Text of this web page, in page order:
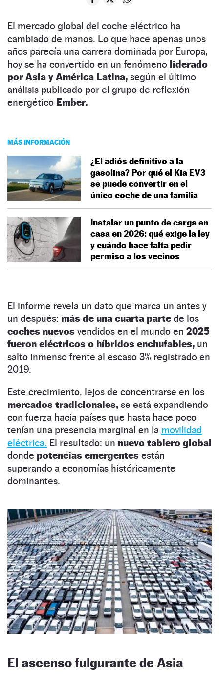
El mercado global del coche eléctrico ha
cambiado de manos. Lo que hace apenas unos
años parecía una carrera dominada por Europa,
hoy se ha convertido en un fenómeno liderado
por Asia y América Latina, según el último
análisis publicado por el grupo de reflexión
energético Ember.
MÁS INFORMACIÓN
¿El adiós definitivo a la
gasolina? Por qué el Kia EV3
se puede convertir en el
único coche de una familia
Instalar un punto de carga en
casa en 2026: qué exige la ley
y cuándo hace falta pedir
permiso a los vecinos
El informe revela un dato que marca un antes y
un después: más de una cuarta parte de los
coches nuevos vendidos en el mundo en 2025
fueron eléctricos o híbridos enchufables, un
salto inmenso frente al escaso 3% registrado en
2019.
Este crecimiento, lejos de concentrarse en los
mercados tradicionales, se está expandiendo
con fuerza hacia países que hasta hace poco
tenían una presencia marginal en la movilidad
eléctrica. El resultado: un nuevo tablero global
donde potencias emergentes están
superando a economías históricamente
dominantes.
El ascenso fulgurante de Asia